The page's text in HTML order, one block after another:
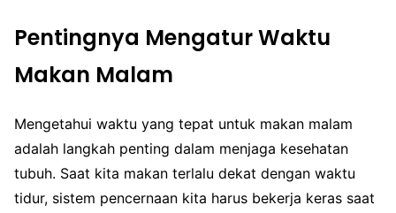
Pentingnya Mengatur Waktu
Makan Malam
Mengetahui waktu yang tepat untuk makan malam
adalah langkah penting dalam menjaga kesehatan
tubuh. Saat kita makan terlalu dekat dengan waktu
tidur, sistem pencernaan kita harus bekerja keras saat